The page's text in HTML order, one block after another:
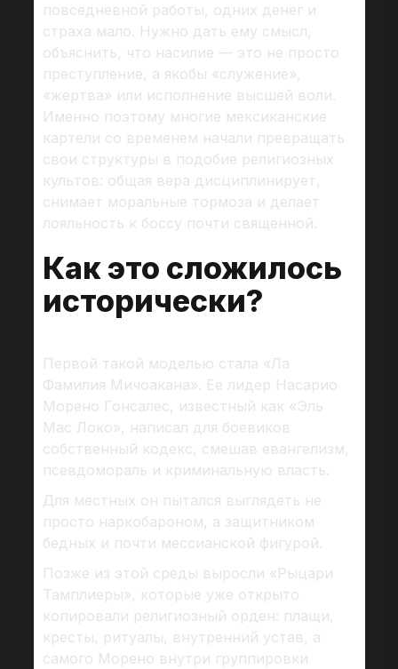
повседневной работы, одних денег и
страха мало. Нужно дать ему смысл,
объяснить, что насилие — это не просто
преступление, а якобы «служение»,
«жертва» или исполнение высшей воли.
Именно поэтому многие мексиканские
картели со временем начали превращать
свои структуры в подобие религиозных
культов: общая вера дисциплинирует,
снимает моральные тормоза и делает
лояльность к боссу почти священной.
Как это сложилось
исторически?
Первой такой моделью стала «Ла
Фамилия Мичоакана». Ее лидер Насарио
Морено Гонсалес, известный как «Эль
Мас Локо», написал для боевиков
собственный кодекс, смешав евангелизм,
псевдомораль и криминальную власть.
Для местных он пытался выглядеть не
просто наркобароном, а защитником
бедных и почти мессианской фигурой.
Позже из этой среды выросли «Рыцари
Тамплиеры», которые уже открыто
копировали религиозный орден: плащи,
кресты, ритуалы, внутренний устав, а
самого Морено внутри группировки